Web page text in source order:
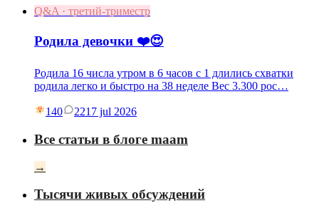
Q&A · третий-триместр
Родила девочки ❤️😍
Родила 16 числа утром в 6 часов с 1 длились схватки
родила легко и быстро на 38 неделе Вес 3.300 рос…
140 2217 jul 2026
Все статьи в блоге maam
→
Тысячи живых обсуждений